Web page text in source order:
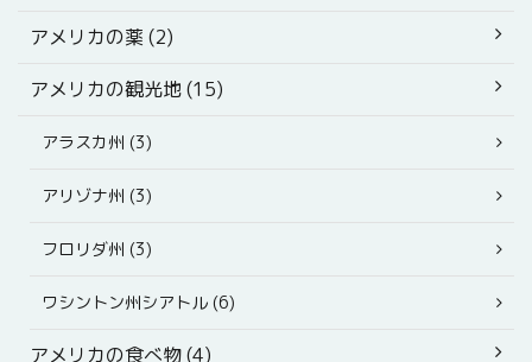
アメリカの薬 (2)
アメリカの観光地 (15)
アラスカ州 (3)
アリゾナ州 (3)
フロリダ州 (3)
ワシントン州シアトル (6)
アメリカの食べ物 (4)